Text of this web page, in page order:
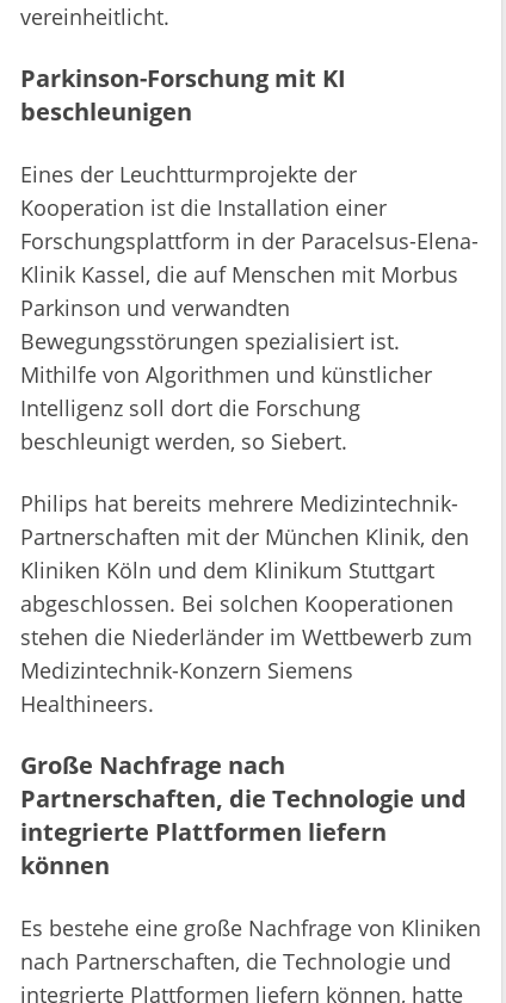
vereinheitlicht.
Parkinson-Forschung mit KI
beschleunigen
Eines der Leuchtturmprojekte der
Kooperation ist die Installation einer
Forschungsplattform in der Paracelsus-Elena-
Klinik Kassel, die auf Menschen mit Morbus
Parkinson und verwandten
Bewegungsstörungen spezialisiert ist.
Mithilfe von Algorithmen und künstlicher
Intelligenz soll dort die Forschung
beschleunigt werden, so Siebert.
Philips hat bereits mehrere Medizintechnik-
Partnerschaften mit der München Klinik, den
Kliniken Köln und dem Klinikum Stuttgart
abgeschlossen. Bei solchen Kooperationen
stehen die Niederländer im Wettbewerb zum
Medizintechnik-Konzern Siemens
Healthineers.
Große Nachfrage nach
Partnerschaften, die Technologie und
integrierte Plattformen liefern
können
Es bestehe eine große Nachfrage von Kliniken
nach Partnerschaften, die Technologie und
integrierte Plattformen liefern können, hatte